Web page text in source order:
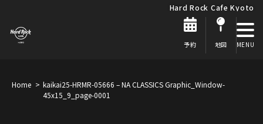
Hard Rock Cafe Kyoto
予約 地図
Home
kaikai25-HRMR-05666 – NA CLASSICS Graphic_Window-
45x15_9_page-0001